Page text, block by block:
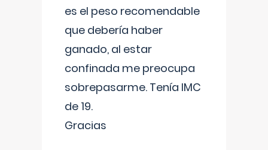
es el peso recomendable
que debería haber
ganado, al estar
confinada me preocupa
sobrepasarme. Tenía IMC
de 19.
Gracias